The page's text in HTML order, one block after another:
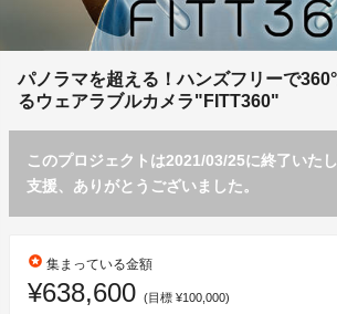
パノラマを超える！ハンズフリーで
るウェアラブルカメラ"FITT360"
このプロジェクトは2021/03/25に終了いた
支援、ありがとうございました。
stars 集まっている金額
¥638,600 (目標 ¥100,000)